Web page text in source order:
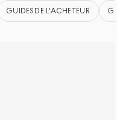
GUIDES DE L'ACHETEUR